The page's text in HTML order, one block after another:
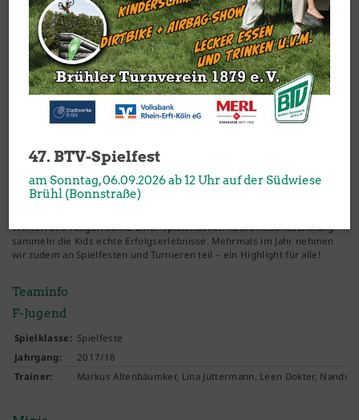
F-Jugend & Minis
Bei unserer F-Jugend und den Minis steht Spaß am Handball klar im
Mittelpunkt. Die Kinder trainieren gemeinsam und werden nach
Entwicklungsstand - nicht nach Alter - in passende Gruppen eingeteilt,
sodass jedes Kind individuell gefördert wird.
Werfen und Fangen sowie einer spielerischen Koordinationsschulung
sammeln die Kids echte Erfolgserlebnisse. Mehrmals im Jahr nehmen
wir zudem an Spielfesten und Turnieren teil – ein Highlight für alle!
Teaminfo
F-Jugend
Spielklasse: Spielfeste
Jahrgang:
2017/18
Trainer:
Markus Altenbäumker, Lina Jüttermann, Leen Dokter, Nando
47. BTV-Spielfest
am Sonntag, 06.09.2026 ab 12 Uhr auf der Südwiese
Brühl (Bonnstraße)